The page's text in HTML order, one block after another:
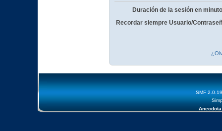
Duración de la sesión en
Recordar siempre Usuario/
SMF 2.0.19
Anecdota